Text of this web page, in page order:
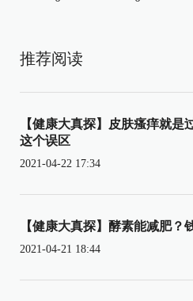
推荐阅读
【健康大真探】皮肤瘙痒就是
这个误区
2021-04-22 17:34
【健康大真探】酵素能减肥？
2021-04-21 18:44